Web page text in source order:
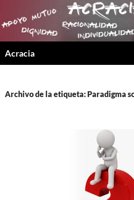
Acracia
Archivo de la etiqueta: Paradigma